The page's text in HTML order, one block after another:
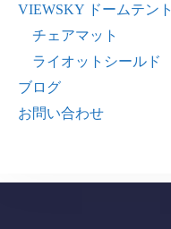
VIEWSKY ドームテント
チェアマット
ライオットシールド
ブログ
お問い合わせ